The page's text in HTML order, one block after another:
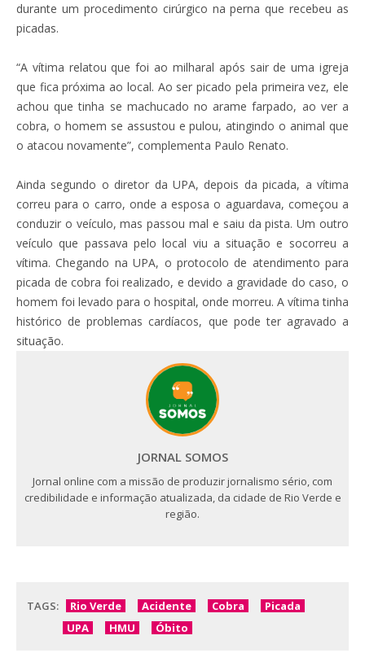
durante um procedimento cirúrgico na perna que recebeu as
picadas.
“A vítima relatou que foi ao milharal após sair de uma igreja
que fica próxima ao local. Ao ser picado pela primeira vez, ele
achou que tinha se machucado no arame farpado, ao ver a
cobra, o homem se assustou e pulou, atingindo o animal que
o atacou novamente”, complementa Paulo Renato.
Ainda segundo o diretor da UPA, depois da picada, a vítima
correu para o carro, onde a esposa o aguardava, começou a
conduzir o veículo, mas passou mal e saiu da pista. Um outro
veículo que passava pelo local viu a situação e socorreu a
vítima. Chegando na UPA, o protocolo de atendimento para
picada de cobra foi realizado, e devido a gravidade do caso, o
homem foi levado para o hospital, onde morreu. A vítima tinha
histórico de problemas cardíacos, que pode ter agravado a
situação.
JORNAL SOMOS
Jornal online com a missão de produzir jornalismo sério, com
credibilidade e informação atualizada, da cidade de Rio Verde e
região.
TAGS: Rio Verde Acidente Cobra
Picada
UPA
HMU Óbito